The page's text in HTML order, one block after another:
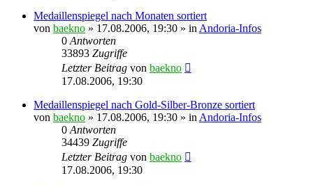
Medaillenspiegel nach Monaten sortiert
von baekno » 17.08.2006, 19:30 » in Andoria-Infos
0 Antworten
33893 Zugriffe
Letzter Beitrag von baekno
17.08.2006, 19:30
Medaillenspiegel nach Gold-Silber-Bronze sortiert
von baekno » 17.08.2006, 19:30 » in Andoria-Infos
0 Antworten
34439 Zugriffe
Letzter Beitrag von baekno
17.08.2006, 19:30